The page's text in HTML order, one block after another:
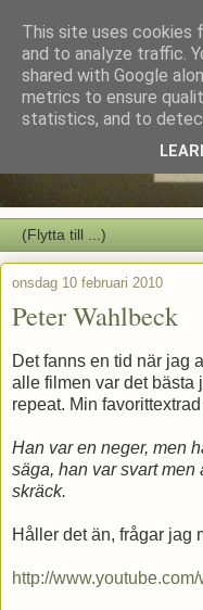
onsdag 10 februari 2010
Peter Wahlbeck
Det fanns en tid när jag
alle filmen var det bästa
repeat. Min
Han var en neger, men
säga, han var svart
skräck.
Håller det än, frågar jag
http://
This site uses cookies
and to analyze traffic.
shared with Google
metrics to ensure
statistics, and to